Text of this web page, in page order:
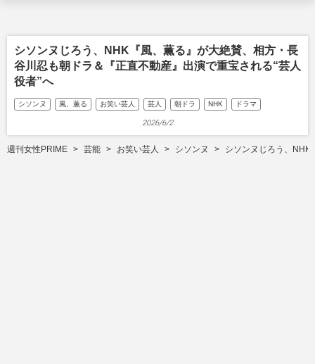
シソンヌじろう、NHK『風、薫る』が大絶賛、相方・長
谷川忍も朝ドラ＆『正直不動産』出演で重宝される“芸人
役者”へ
シソンヌ 風、薫る お笑い芸人 芸人 朝ドラ NHK ドラマ
2026/6/2
週刊女性PRIME 芸能 お笑い芸人 シソンヌ シソンヌじろう、NHK